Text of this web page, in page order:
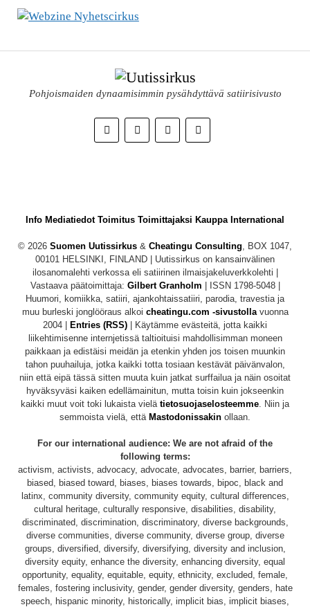
Pohjoismaiden dynaamisimmin pysähdyttävä satiirisivusto
Info Mediatiedot Toimitus Toimittajaksi Kauppa International
© 2026 Suomen Uutissirkus & Cheatingu Consulting , BOX 1047,
00101 HELSINKI, FINLAND | Uutissirkus on kansainvälinen
ilosanomalehti verkossa eli satiirinen ilmaisjakeluverkkolehti |
Vastaava päätoimittaja: Gilbert Granholm | ISSN 1798-5048 |
Huumori, komiikka, satiiri, ajankohtaissatiiri, parodia, travestia ja
muu burleski jonglööraus alkoi cheatingu.com -sivustollavuonna
2004 | Entries (RSS) | Käytämme evästeitä, jotta kaikki
liikehtimisenne internjetissä taltioituisi mahdollisimman moneen
paikkaan ja edistäisi meidän ja etenkin yhden jos toisen muunkin
tahon puuhailuja, jotka kaikki totta tosiaan kestävät päivänvalon,
niin että eipä tässä sitten muuta kuin jatkat surffailua ja näin osoitat
hyväksyväsi kaiken edellämainitun, mutta toisin kuin jokseenkin
kaikki muut voit toki lukaista vielä tietosuojaselosteemme . Niin ja
semmoista vielä, että Mastodonissakin ollaan.
For our international audience: We are not afraid of the
following terms:
activism, activists, advocacy, advocate, advocates, barrier, barriers,
biased, biased toward, biases, biases towards, bipoc, black and
latinx, community diversity, community equity, cultural differences,
cultural heritage, culturally responsive, disabilities, disability,
discriminated, discrimination, discriminatory, diverse backgrounds,
diverse communities, diverse community, diverse group, diverse
groups, diversified, diversify, diversifying, diversity and inclusion,
diversity equity, enhance the diversity, enhancing diversity, equal
opportunity, equality, equitable, equity, ethnicity, excluded, female,
females, fostering inclusivity, gender, gender diversity, genders, hate
speech, hispanic minority, historically, implicit bias, implicit biases,